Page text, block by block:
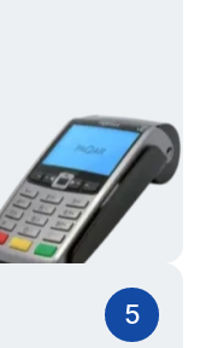
5